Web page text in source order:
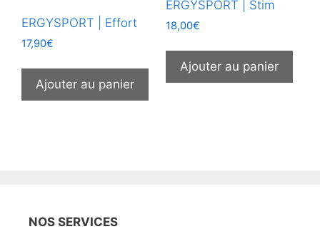
ERGYSPORT | Effort
17,90€
Ajouter au panier
ERGYSPORT | Stim
18,00€
Ajouter au panier
NOS SERVICES